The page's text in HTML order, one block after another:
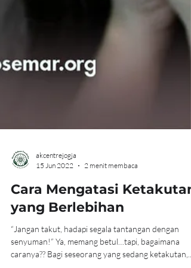
akcentrejogja
15 Jun 2022
2 menit membaca
Cara Mengatasi Ketakutan
yang Berlebihan